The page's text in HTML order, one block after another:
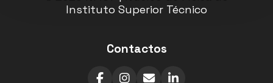
Instituto Superior Técnico
Contactos